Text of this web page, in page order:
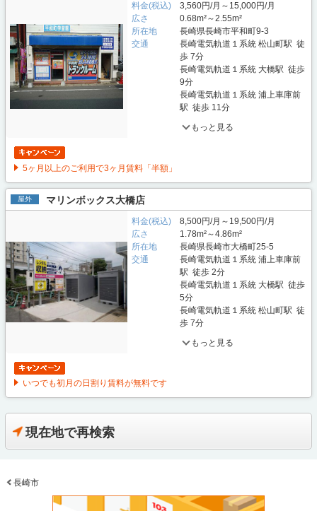
料金(税込)
3,560円/月～15,000円/月
広さ
0.68m²～2.55m²
所在地
長崎県長崎市平和町9-3
交通
長崎電気軌道１系統 松山町駅 徒
歩 7分
長崎電気軌道１系統 大橋駅 徒歩
9分
長崎電気軌道１系統 浦上車庫前
駅 徒歩 11分
もっと見る
5ヶ月以上のご利用で3ヶ月賃料「半額」
屋外 マリンボックス大橋店
料金(税込)
8,500円/月～19,500円/月
広さ
1.78m²～4.86m²
所在地
長崎県長崎市大橋町25-5
交通
長崎電気軌道１系統 浦上車庫前
駅 徒歩 2分
長崎電気軌道１系統 大橋駅 徒歩
5分
長崎電気軌道１系統 松山町駅 徒
歩 7分
もっと見る
いつでも初月の日割り賃料が無料です
現在地で再検索
長崎市